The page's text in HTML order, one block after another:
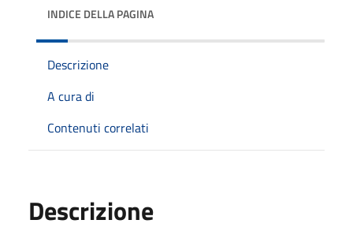
INDICE DELLA PAGINA
Descrizione
A cura di
Contenuti correlati
Descrizione